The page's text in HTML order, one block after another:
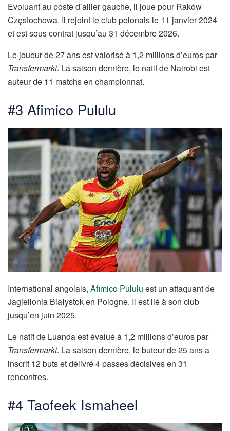
Evoluant au poste d’ailier gauche, il joue pour Raków
Częstochowa. Il rejoint le club polonais le 11 janvier 2024
et est sous contrat jusqu’au 31 décembre 2026.
Le joueur de 27 ans est valorisé à 1,2 millions d’euros par
Transfermarkt. La saison dernière, le natif de Nairobi est
auteur de 11 matchs en championnat.
#3 Afimico Pululu
International angolais, Afimico Pululu est un attaquant de
Jagiellonia Białystok en Pologne. Il est lié à son club
jusqu’en juin 2025.
Le natif de Luanda est évalué à 1,2 millions d’euros par
Transfermarkt. La saison dernière, le buteur de 25 ans a
inscrit 12 buts et délivré 4 passes décisives en 31
rencontres.
#4 Taofeek Ismaheel